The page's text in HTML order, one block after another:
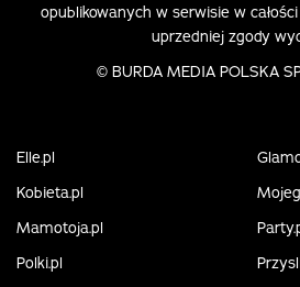
opublikowanych w serwisie w
uprzedniej zgody
© BURDA MEDIA POLSKA
Elle.pl
Kobieta.pl
Mamotoja.pl
Polki.pl